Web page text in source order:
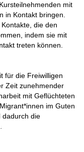
mit
in Kontakt bringen.
die den
indem sie mit
treten können.
für die Freiwilligen
Zeit zunehmender
mit Geflüchteten
im Guten
dadurch die